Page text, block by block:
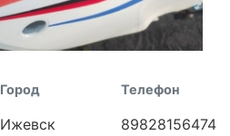
Город
Ижевск
Телефон
89828156474